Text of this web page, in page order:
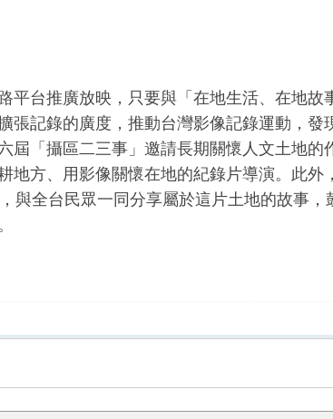
平台推廣放映，只要與「在地生活、在地故
張記錄的廣度，推動台灣影像記錄運動，發
屆「攝區二三事」邀請長期關懷人文土地的
地方、用影像關懷在地的紀錄片導演。此外
與全台民眾一同分享屬於這片土地的故事，